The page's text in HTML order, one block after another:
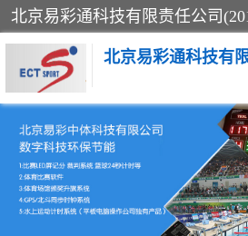
北京易彩通科技有
记分系统 游
智能颁奖旗系统